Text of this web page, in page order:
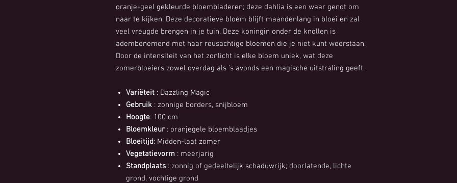
oranje-geel gekleurde bloembladeren; deze dahlia is een waar genot om
naar te kijken. Deze decoratieve bloem blijft maandenlang in bloei en zal
veel vreugde brengen in je tuin. Deze koningin onder de knollen is
adembenemend met haar reusachtige bloemen die je niet kunt weerstaan.
Door de intensiteit van het zonlicht is elke bloem uniek, wat deze
zomerbloeiers zowel overdag als 's avonds een magische uitstraling geeft.
Variëteit : Dazzling Magic
Gebruik : zonnige borders, snijbloem
Hoogte: 100 cm
Bloemkleur : oranjegele bloemblaadjes
Bloeitijd: Midden-laat zomer
Vegetatievorm : meerjarig
Standplaats : zonnig of gedeeltelijk schaduwrijk; doorlatende, lichte
grond, vochtige grond